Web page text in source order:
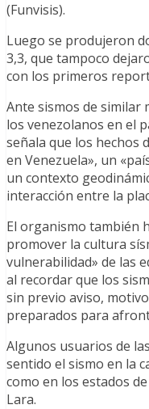
(Funvisis).
Luego se produjeron
3,3, que tampoco
con los primeros
Ante sismos de similar
los venezolanos en el
señala que los hechos
en Venezuela», un
un contexto
interacción entre la
El organismo también
promover la cultura
vulnerabilidad» de las
al recordar que los
sin previo aviso,
preparados para
Algunos usuarios de
sentido el sismo en la
como en los estados
Lara.